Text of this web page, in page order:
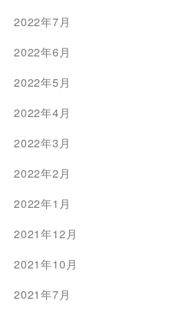
2022年7月
2022年6月
2022年5月
2022年4月
2022年3月
2022年2月
2022年1月
2021年12月
2021年10月
2021年7月